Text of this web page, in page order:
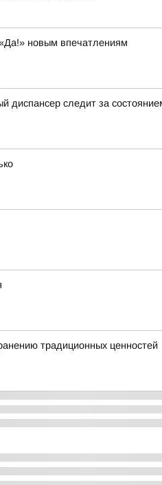
новым впечатлениям
диспансер следит за
традиционных ценностей